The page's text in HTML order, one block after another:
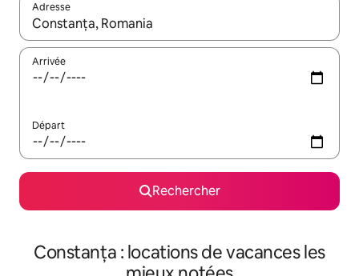
Adresse
Lorsque les résultats s'affichent, utilisez les flèches vers le
Arrivée
Départ
Rechercher
Constanța : locations de vacances les